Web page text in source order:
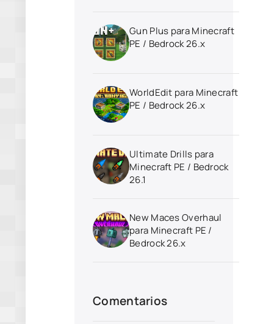
Gun Plus para Minecraft
PE / Bedrock 26.x
WorldEdit para Minecraft
PE / Bedrock 26.x
Ultimate Drills para
Minecraft PE / Bedrock
26.1
New Maces Overhaul
para Minecraft PE /
Bedrock 26.x
Comentarios